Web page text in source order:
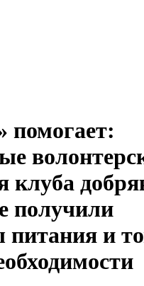
помогает:
клуба
получили
питания и